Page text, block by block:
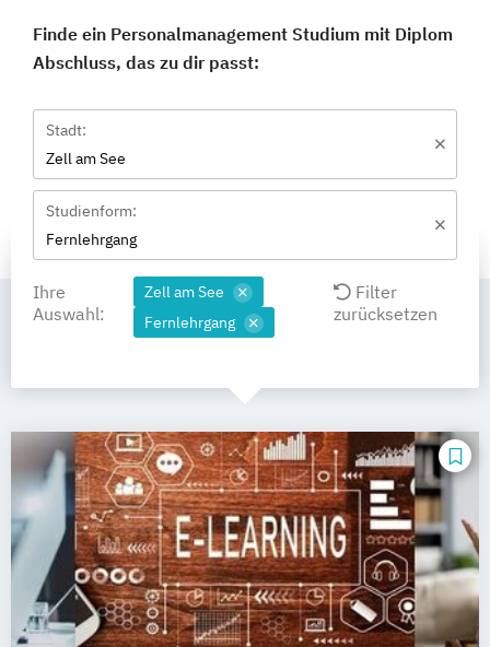
Finde ein Personalmanagement Studium mit Diplom
Abschluss, das zu dir passt:
Stadt:
Zell am See
Studienform:
Fernlehrgang
Ihre
Auswahl:
Zell am See
Fernlehrgang
Filter
zurücksetzen